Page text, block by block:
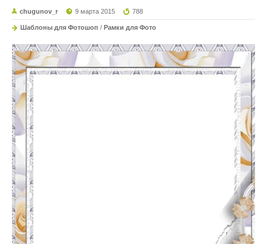
chugunov_r 9 марта 2015 788
Шаблоны для Фотошоп / Рамки для Фото